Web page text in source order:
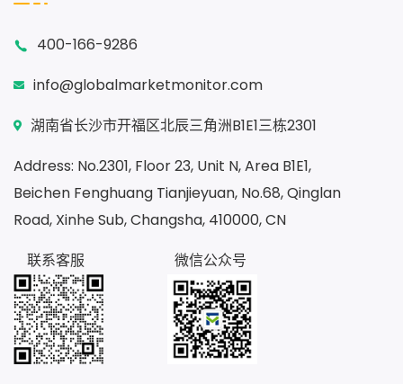
400-166-9286
info@globalmarketmonitor.com
湖南省长沙市开福区北辰三角洲B1E1三栋2301
Address: No.2301, Floor 23, Unit N, Area B1E1,
Beichen Fenghuang Tianjieyuan, No.68, Qinglan
Road, Xinhe Sub, Changsha, 410000, CN
联系客服
微信公众号